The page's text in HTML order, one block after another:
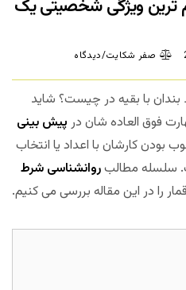
ترین ویژگی شخصیتی یک
صفر شکایت/دیدگاه
با بقیه در چیست؟ شاید
فوق العاده شان در پیش بینی
بودن کارشان با اعداد یا انتخاب
سلسله مطالبروانشناسی شرط
را در این مقاله بررسی می کنیم.